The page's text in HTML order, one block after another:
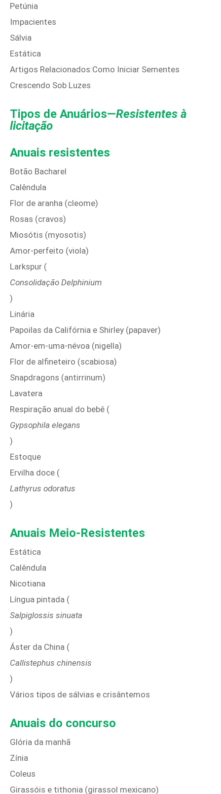
Petúnia
Impacientes
Sálvia
Estática
Artigos Relacionados:Como Iniciar Sementes
Crescendo Sob Luzes
Tipos de Anuários—Resistentes à
licitação
Anuais resistentes
Botão Bacharel
Calêndula
Flor de aranha (cleome)
Rosas (cravos)
Miosótis (myosotis)
Amor-perfeito (viola)
Larkspur (
Consolidação Delphinium
)
Linária
Papoilas da Califórnia e Shirley (papaver)
Amor-em-uma-névoa (nigella)
Flor de alfineteiro (scabiosa)
Snapdragons (antirrinum)
Lavatera
Respiração anual do bebê (
Gypsophila elegans
)
Estoque
Ervilha doce (
Lathyrus odoratus
)
Anuais Meio-Resistentes
Estática
Calêndula
Nicotiana
Língua pintada (
Salpiglossis sinuata
)
Áster da China (
Callistephus chinensis
)
Vários tipos de sálvias e crisântemos
Anuais do concurso
Glória da manhã
Zínia
Coleus
Girassóis e tithonia (girassol mexicano)